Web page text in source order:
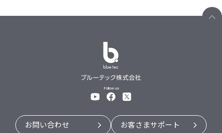
Follow us
お問い合わせ お客さまサポート